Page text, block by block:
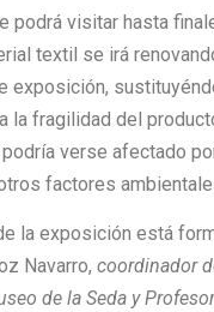
podrá visitar hasta
textil se irá
exposición,
la fragilidad del
podría verse afectado
factores
la exposición está
Navarro, coordinador
de la Seda y